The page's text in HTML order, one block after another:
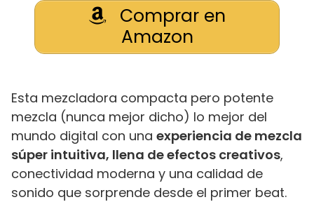
Comprar en
Amazon
Esta mezcladora compacta pero potente
mezcla (nunca mejor dicho) lo mejor del
mundo digital con una experiencia de mezcla
súper intuitiva, llena de efectos creativos,
conectividad moderna y una calidad de
sonido que sorprende desde el primer beat.